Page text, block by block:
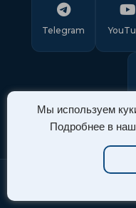
Мы используем
Подробнее в
Telegram